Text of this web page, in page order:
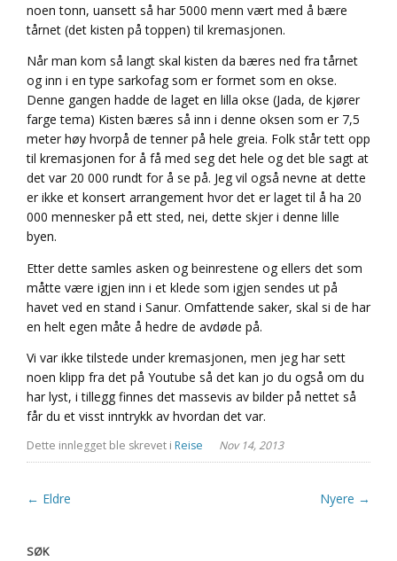
noen tonn, uansett så har 5000 menn vært med å bære
tårnet (det kisten på toppen) til kremasjonen.
Når man kom så langt skal kisten da bæres ned fra tårnet
og inn i en type sarkofag som er formet som en okse.
Denne gangen hadde de laget en lilla okse (Jada, de kjører
farge tema) Kisten bæres så inn i denne oksen som er 7,5
meter høy hvorpå de tenner på hele greia. Folk står tett opp
til kremasjonen for å få med seg det hele og det ble sagt at
det var 20 000 rundt for å se på. Jeg vil også nevne at dette
er ikke et konsert arrangement hvor det er laget til å ha 20
000 mennesker på ett sted, nei, dette skjer i denne lille
byen.
Etter dette samles asken og beinrestene og ellers det som
måtte være igjen inn i et klede som igjen sendes ut på
havet ved en stand i Sanur. Omfattende saker, skal si de har
en helt egen måte å hedre de avdøde på.
Vi var ikke tilstede under kremasjonen, men jeg har sett
noen klipp fra det på Youtube så det kan jo du også om du
har lyst, i tillegg finnes det massevis av bilder på nettet så
får du et visst inntrykk av hvordan det var.
Dette innlegget ble skrevet i Reise Nov 14, 2013
← Eldre Nyere →
SØK